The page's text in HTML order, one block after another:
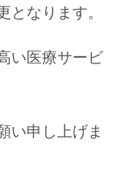
なります。
い医療サービ
い申し上げま